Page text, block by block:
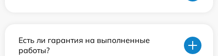
Есть ли гарантия на выполненные
работы?